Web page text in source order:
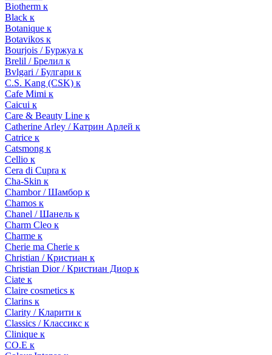
Biotherm к
Black к
Botanique к
Botavikos к
Bourjois / Буржуа к
Brelil / Брелил к
Bvlgari / Булгари к
C.S. Kang (CSK) к
Cafe Mimi к
Caicui к
Care & Beauty Line к
Catherine Arley / Катрин Арлей к
Catrice к
Catsmong к
Cellio к
Cera di Cupra к
Cha-Skin к
Chambor / Шамбор к
Chamos к
Chanel / Шанель к
Charm Cleo к
Charme к
Cherie ma Cherie к
Christian / Кристиан к
Christian Dior / Кристиан Диор к
Ciate к
Claire cosmetics к
Clarins к
Clarity / Кларити к
Classics / Классикс к
Clinique к
CO.E к